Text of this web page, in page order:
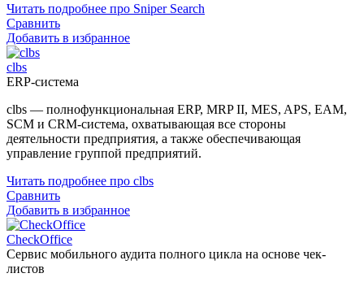
Читать подробнее про Sniper Search
Сравнить
Добавить в избранное
clbs
ERP-система
clbs — полнофункциональная ERP, MRP II, MES, APS, EAM,
SCM и CRM-система, охватывающая все стороны
деятельности предприятия, а также обеспечивающая
управление группой предприятий.
Читать подробнее про clbs
Сравнить
Добавить в избранное
CheckOffice
Сервис мобильного аудита полного цикла на основе чек-
листов